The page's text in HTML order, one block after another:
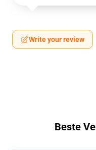
Write your review
Beste